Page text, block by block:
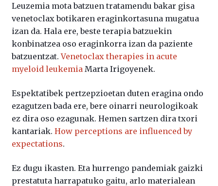
Leuzemia mota batzuen tratamendu bakar gisa
venetoclax botikaren eraginkortasuna mugatua
izan da. Hala ere, beste terapia batzuekin
konbinatzea oso eraginkorra izan da paziente
batzuentzat.Venetoclax therapies in acute
myeloid leukemia Marta Irigoyenek.
Espektatibek pertzepzioetan duten eragina ondo
ezagutzen bada ere, bere oinarri neurologikoak
ez dira oso ezagunak. Hemen sartzen dira txori
kantariak. How perceptions are influenced by
expectations.
Ez dugu ikasten. Eta hurrengo pandemiak gaizki
prestatuta harrapatuko gaitu, arlo materialean